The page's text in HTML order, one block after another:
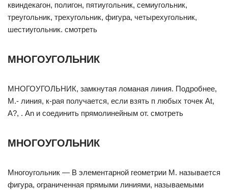
квиндекагон, полигон, пятиугольник, семиугольник,
треугольник, трехугольник, фигура, четырехугольник,
шестиугольник. смотреть
МНОГОУГОЛЬНИК
МНОГОУГОЛЬНИК, замкнутая ломаная линия. Подробнее,
М.- линия, к-рая получается, если взять п любых точек At,
А?, . An и соединить прямолинейным от. смотреть
МНОГОУГОЛЬНИК
Многоугольник — В элементарной геометрии М. называется
фигура, ограниченная прямыми линиями, называемыми